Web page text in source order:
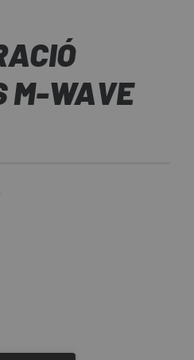
M-WAVE